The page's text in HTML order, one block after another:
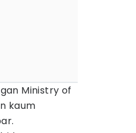
Ministry of
kaum